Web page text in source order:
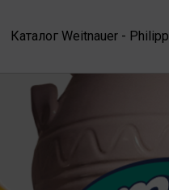
Каталог Weitnauer - Philipp